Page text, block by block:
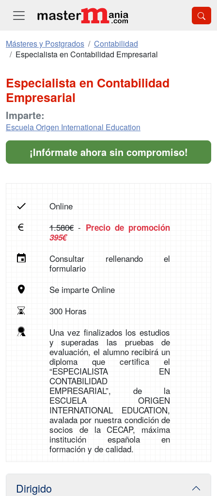
Másteres y Postgrados
Contabilidad
Especialista en Contabilidad Empresarial
Especialista en Contabilidad
Empresarial
Imparte:
Escuela Origen International Education
¡Infórmate ahora sin compromiso!
Online
1.580€- Precio de promoción
395€
Consultar rellenando el
formulario
Se imparte Online
300 Horas
Una vez finalizados los estudios
y superadas las pruebas de
evaluación, el alumno recibirá un
diploma que certifica el
“ESPECIALISTA EN
CONTABILIDAD
EMPRESARIAL”, de la
ESCUELA ORIGEN
INTERNATIONAL EDUCATION,
avalada por nuestra condición de
socios de la CECAP, máxima
institución española en
formación y de calidad.
Dirigido